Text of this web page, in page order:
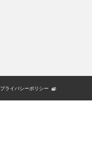
プライバシーポリシー